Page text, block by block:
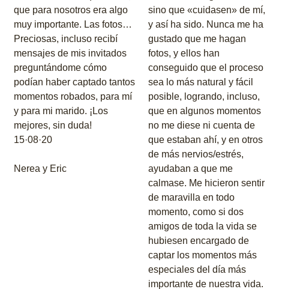
que para nosotros era algo
muy importante. Las fotos…
Preciosas, incluso recibí
mensajes de mis invitados
preguntándome cómo
podían haber captado tantos
momentos robados, para mí
y para mi marido. ¡Los
mejores, sin duda!
15·08·20
Nerea y Eric
sino que «cuidasen» de mí,
y así ha sido. Nunca me ha
gustado que me hagan
fotos, y ellos han
conseguido que el proceso
sea lo más natural y fácil
posible, logrando, incluso,
que en algunos momentos
no me diese ni cuenta de
que estaban ahí, y en otros
de más nervios/estrés,
ayudaban a que me
calmase. Me hicieron sentir
de maravilla en todo
momento, como si dos
amigos de toda la vida se
hubiesen encargado de
captar los momentos más
especiales del día más
importante de nuestra vida.